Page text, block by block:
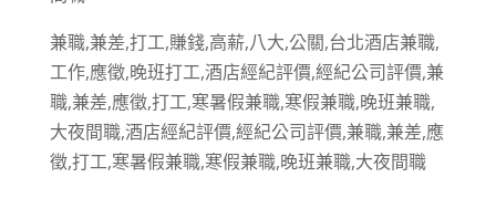
兼職,兼差,打工,賺錢,高薪,八大,公關,台北酒店兼職,
工作,應徵,晚班打工,酒店經紀評價,經紀公司評價,兼
職,兼差,應徵,打工,寒暑假兼職,寒假兼職,晚班兼職,
大夜間職,酒店經紀評價,經紀公司評價,兼職,兼差,應
徵,打工,寒暑假兼職,寒假兼職,晚班兼職,大夜間職